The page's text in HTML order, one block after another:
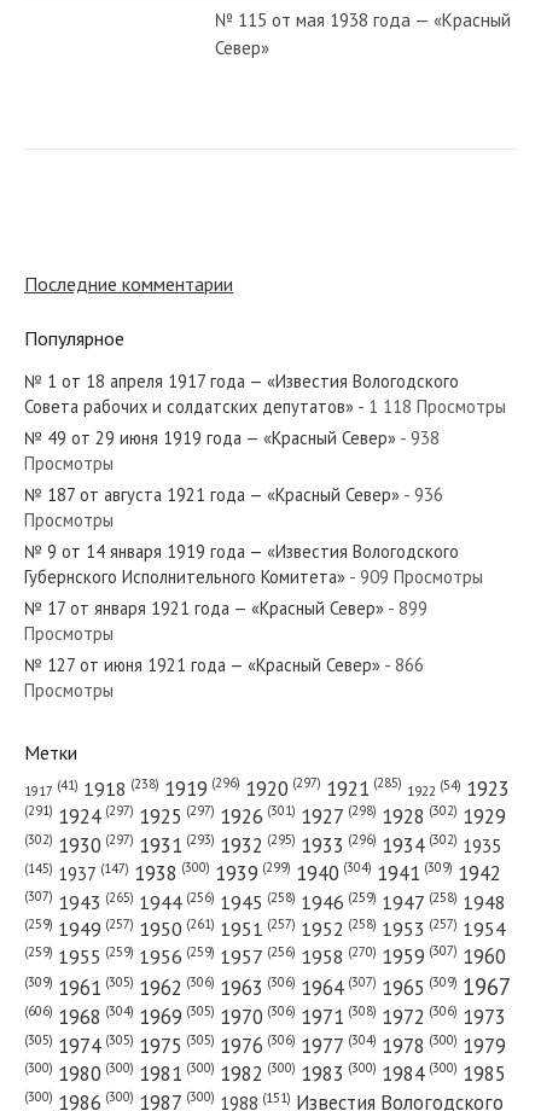
№ 115 от мая 1938 года — «Красный
Север»
«Красный Север»
№ 151 от июля 1925 года —
№ 236 от октября 1923 года —
«Красный Север»
№ 95 от мая 1947 года — «Красный
Последние комментарии
Популярное
№ 1 от 18 апреля 1917 года — «Известия Вологодского
Совета рабочих и солдатских депутатов» - 1 118 Просмотры
№ 49 от 29 июня 1919 года — «Красный Север» - 938
Просмотры
№ 187 от августа 1921 года — «Красный Север» - 936
Просмотры
№ 9 от 14 января 1919 года — «Известия Вологодского
Губернского Исполнительного Комитета» - 909 Просмотры
№ 17 от января 1921 года — «Красный Север» - 899
Просмотры
№ 127 от июня 1921 года — «Красный Север» - 866
Просмотры
Метки
1917 (41) 1918 (238) 1919 (296) 1920 (297) 1921 (285) 1922 (54) 1923
(291) 1924 (297) 1925 (297) 1926 (301) 1927 (298) 1928 (302) 1929
(302) 1930 (297) 1931 (293) 1932 (295) 1933 (296) 1934 (302) 1935
(145) 1937 (147) 1938 (300) 1939 (299) 1940 (304) 1941 (309) 1942
(307) 1943 (265) 1944 (256) 1945 (258) 1946 (259) 1947 (258) 1948
(259) 1949 (257) 1950 (261) 1951 (257) 1952 (258) 1953 (257) 1954
(259) 1955 (259) 1956 (259) 1957 (256) 1958 (270) 1959 (307) 1960
(309) 1961 (305) 1962 (306) 1963 (306) 1964 (307) 1965 (309) 1967
(606) 1968 (304) 1969 (305) 1970 (306) 1971 (308) 1972 (306) 1973
(305) 1974 (305) 1975 (305) 1976 (306) 1977 (304) 1978 (300) 1979
(300) 1980 (300) 1981 (300) 1982 (300) 1983 (300) 1984 (300) 1985
(300) 1986 (300) 1987 (300) 1988 (151) Известия Вологодского